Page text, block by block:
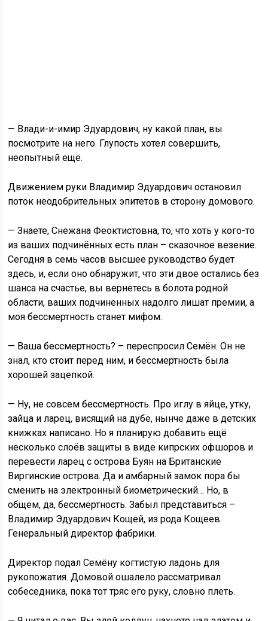
— Влади-и-имир Эдуардович, ну какой план, вы
посмотрите на него. Глупость хотел совершить,
неопытный ещё.
Движением руки Владимир Эдуардович остановил
поток неодобрительных эпитетов в сторону домового.
— Знаете, Снежана Феоктистовна, то, что хоть у кого-то
из ваших подчинённых есть план – сказочное везение.
Сегодня в семь часов высшее руководство будет
здесь, и, если оно обнаружит, что эти двое остались без
шанса на счастье, вы вернетесь в болота родной
области, ваших подчиненных надолго лишат премии, а
моя бессмертность станет мифом.
— Ваша бессмертность? – переспросил Семён. Он не
знал, кто стоит перед ним, и бессмертность была
хорошей зацепкой.
— Ну, не совсем бессмертность. Про иглу в яйце, утку,
зайца и ларец, висящий на дубе, нынче даже в детских
книжках написано. Но я планирую добавить ещё
несколько слоёв защиты в виде кипрских офшоров и
перевести ларец с острова Буян на Британские
Виргинские острова. Да и амбарный замок пора бы
сменить на электронный биометрический… Но, в
общем, да, бессмертность. Забыл представиться –
Владимир Эдуардович Кощей, из рода Кощеев.
Генеральный директор фабрики.
Директор подал Семёну когтистую ладонь для
рукопожатия. Домовой ошалело рассматривал
собеседника, пока тот тряс его руку, словно плеть.